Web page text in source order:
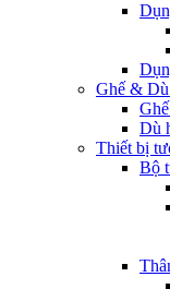
Ghế &
Dù
Thiết bị
Bộ